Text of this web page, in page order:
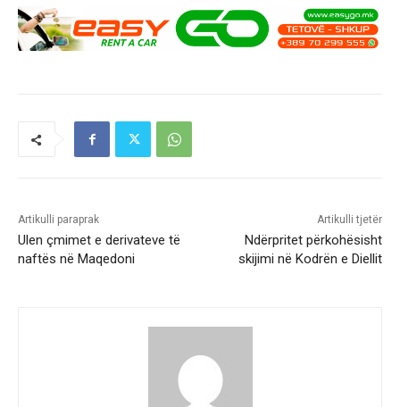
Artikulli paraprak
Ulen çmimet e derivateve të
naftës në Maqedoni
Artikulli tjetër
Ndërpritet përkohësisht
skijimi në Kodrën e Diellit